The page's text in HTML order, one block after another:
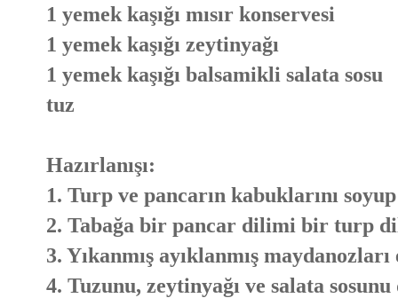
1 yemek kaşığı mısır konservesi
1 yemek kaşığı zeytinyağı
1 yemek kaşığı balsamikli salata sosu
tuz
Hazırlanışı:
1. Turp ve pancarın kabuklarını
2. Tabağa bir pancar dilimi bir turp
3. Yıkanmış ayıklanmış
4. Tuzunu, zeytinyağı ve salata